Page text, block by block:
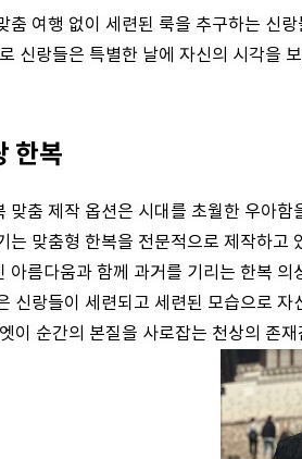
춤 여행 없이 세련된 룩을 추구하는 신
신랑들은 특별한 날에 자신의 시각을
한복
맞춤 제작 옵션은 시대를 초월한 우아
는 맞춤형 한복을 전문적으로 제작하고
아름다움과 함께 과거를 기리는 한복 의
신랑들이 세련되고 세련된 모습으로
이 순간의 본질을 사로잡는 천상의 존